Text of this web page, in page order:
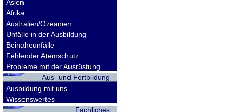
Asien
Afrika
Australien/Ozeanien
Unfälle in der Ausbildung
Beinaheunfälle
Fehlender Atemschutz
Probleme mit der Ausrüstung
Aus- und Fortbildung
Ausbildung mit uns
Wissenswertes
Fachliches